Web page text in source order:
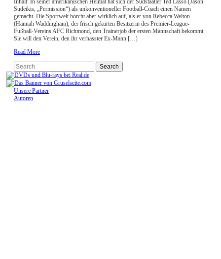
Sudeikis, „Permission“) als unkonventioneller Football-Coach einen Namen
gemacht. Die Sportwelt horcht aber wirklich auf, als er von Rebecca Welton
(Hannah Waddingham), der frisch gekürten Besitzerin des Premier-League-
Fußball-Vereins AFC Richmond, den Trainerjob der ersten Mannschaft bekommt.
Sie will den Verein, den ihr verhasster Ex-Mann […]
Read More
Unsere Partner
Autoren